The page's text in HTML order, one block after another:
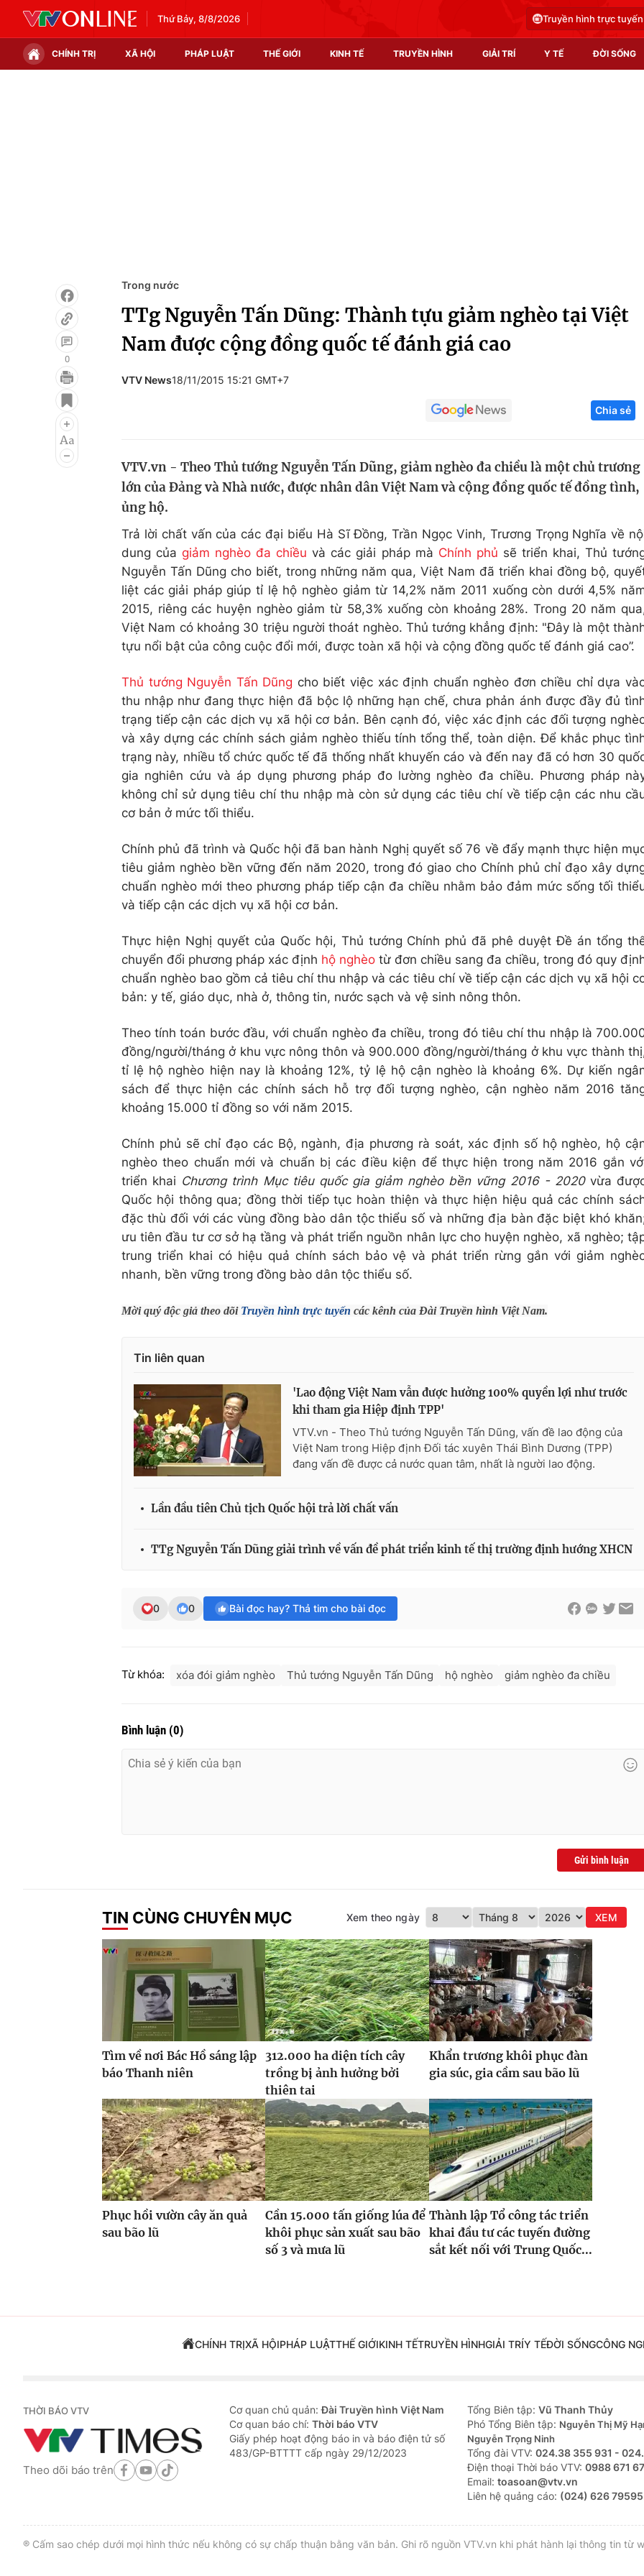
Thứ Bảy, 8/8/2026 Truyền hình trực tuyến
CHÍNH TRỊ XÃ HỘI PHÁP LUẬT THẾ GIỚI KINH TẾ TRUYỀN HÌNH GIẢI TRÍ Y TẾ ĐỜI SỐNG
Infographic
Điện ảnh
Âm nhạc
Chất lượng cuộc sống
Tuyển sinh
Hitech Công
Thị trường
0
Trong nước
TTg Nguyễn Tấn Dũng: Thành tựu giảm nghèo tại Việt
Nam được cộng đồng quốc tế đánh giá cao
VTV News18/11/2015 15:21 GMT+7
Chia sẻ
VTV.vn - Theo Thủ tướng Nguyễn Tấn Dũng, giảm nghèo đa chiều là một chủ trương
lớn của Đảng và Nhà nước, được nhân dân Việt Nam và cộng đồng quốc tế đồng tình,
ủng hộ.
Trả lời chất vấn của các đại biểu Hà Sĩ Đồng, Trần Ngọc Vinh, Trương Trọng Nghĩa về
dung của giảm nghèo đa chiều và các giải pháp mà Chính phủ sẽ triển khai, Thủ
Nguyễn Tấn Dũng cho biết, trong những năm qua, Việt Nam đã triển khai đồng bộ,
liệt các giải pháp giúp tỉ lệ hộ nghèo giảm từ 14,2% năm 2011 xuống còn dưới 4,5%
2015, riêng các huyện nghèo giảm từ 58,3% xuống còn khoảng 28%. Trong 20 năm
Việt Nam có khoảng 30 triệu người thoát nghèo. Thủ tướng khẳng định: "Đây là một
tựu nổi bật của công cuộc đổi mới, được toàn xã hội và cộng đồng quốc tế đánh giá cao”.
Thủ tướng Nguyễn Tấn Dũng cho biết việc xác định chuẩn nghèo đơn chiều chỉ dựa
thu nhập như đang thực hiện đã bộc lộ những hạn chế, chưa phản ánh được đầy đủ
trạng tiếp cận các dịch vụ xã hội cơ bản. Bên cạnh đó, việc xác định các đối tượng
và xây dựng các chính sách giảm nghèo thiếu tính tổng thể, toàn diện. Để khắc phục
trạng này, nhiều tổ chức quốc tế đã thống nhất khuyến cáo và đến nay đã có hơn 30
gia nghiên cứu và áp dụng phương pháp đo lường nghèo đa chiều. Phương pháp
không chỉ sử dụng tiêu chí thu nhập mà còn sử dụng các tiêu chí về tiếp cận các nhu
cơ bản ở mức tối thiểu.
Chính phủ đã trình và Quốc hội đã ban hành Nghị quyết số 76 về đẩy mạnh thực hiện
tiêu giảm nghèo bền vững đến năm 2020, trong đó giao cho Chính phủ chỉ đạo xây
chuẩn nghèo mới theo phương pháp tiếp cận đa chiều nhằm bảo đảm mức sống tối
và tiếp cận các dịch vụ xã hội cơ bản.
Thực hiện Nghị quyết của Quốc hội, Thủ tướng Chính phủ đã phê duyệt Đề án tổng
chuyển đổi phương pháp xác định hộ nghèo từ đơn chiều sang đa chiều, trong đó quy
chuẩn nghèo bao gồm cả tiêu chí thu nhập và các tiêu chí về tiếp cận các dịch vụ xã hội
bản: y tế, giáo dục, nhà ở, thông tin, nước sạch và vệ sinh nông thôn.
Theo tính toán bước đầu, với chuẩn nghèo đa chiều, trong đó tiêu chí thu nhập là
đồng/người/tháng ở khu vực nông thôn và 900.000 đồng/người/tháng ở khu vực thành
tỉ lệ hộ nghèo hiện nay là khoảng 12%, tỷ lệ hộ cận nghèo là khoảng 6%. Dự kiến
sách để thực hiện các chính sách hỗ trợ đối tượng nghèo, cận nghèo năm 2016
khoảng 15.000 tỉ đồng so với năm 2015.
Chính phủ sẽ chỉ đạo các Bộ, ngành, địa phương rà soát, xác định số hộ nghèo, hộ
nghèo theo chuẩn mới và chuẩn bị các điều kiện để thực hiện trong năm 2016 gắn
triển khai Chương trình Mục tiêu quốc gia giảm nghèo bền vững 2016 - 2020vừa
Quốc hội thông qua; đồng thời tiếp tục hoàn thiện và thực hiện hiệu quả các chính
đặc thù đối với các vùng đồng bào dân tộc thiểu số và những địa bàn đặc biệt khó
ưu tiên đầu tư cơ sở hạ tầng và phát triển nguồn nhân lực cho huyện nghèo, xã nghèo;
trung triển khai có hiệu quả chính sách bảo vệ và phát triển rừng gắn với giảm
nhanh, bền vững trong đồng bào dân tộc thiểu số.
Mời quý độc giả theo dõi Truyền hình trực tuyến các kênh của Đài Truyền hình Việt Nam.
Tin liên quan
'Lao động Việt Nam vẫn được hưởng 100% quyền lợi như trước
khi tham gia Hiệp định TPP'
VTV.vn - Theo Thủ tướng Nguyễn Tấn Dũng, vấn đề lao động của
Việt Nam trong Hiệp định Đối tác xuyên Thái Bình Dương (TPP)
đang vấn đề được cả nước quan tâm, nhất là người lao động.
Lần đầu tiên Chủ tịch Quốc hội trả lời chất vấn
TTg Nguyễn Tấn Dũng giải trình về vấn đề phát triển kinh tế thị trường định hướng XHCN
0 0 Bài đọc hay? Thả tim cho bài đọc
Từ khóa: xóa đói giảm nghèo Thủ tướng Nguyễn Tấn Dũng hộ nghèo giảm nghèo đa chiều
Bình luận (0)
Gửi bình luận
TIN CÙNG CHUYÊN MỤC Xem theo ngày XEM
Tìm về nơi Bác Hồ sáng lập
báo Thanh niên
312.000 ha diện tích cây
trồng bị ảnh hưởng bởi
thiên tai
Khẩn trương khôi phục đàn
gia súc, gia cầm sau bão lũ
Phục hồi vườn cây ăn quả
sau bão lũ
Cần 15.000 tấn giống lúa để
khôi phục sản xuất sau bão
số 3 và mưa lũ
Thành lập Tổ công tác triển
khai đầu tư các tuyến đường
sắt kết nối với Trung Quốc...
CHÍNH TRỊXÃ HỘIPHÁP LUẬTTHẾ GIỚIKINH TẾTRUYỀN HÌNHGIẢI TRÍY TẾĐỜI SỐNGCÔNG
THỜI BÁO VTV
Theo dõi báo trên
Cơ quan chủ quản:Đài Truyền hình Việt Nam
Cơ quan báo chí: Thời báo VTV
Giấy phép hoạt động báo in và báo điện tử số
483/GP-BTTTT cấp ngày 29/12/2023
Tổng Biên tập: Vũ Thanh Thủy
Phó Tổng Biên tập: Nguyễn Thị Mỹ
Nguyễn Trọng Ninh
Tổng đài VTV: 024.38 355 931 -
Ðiện thoại Thời báo VTV: 0988 671
Email: toasoan@vtv.vn
Liên hệ quảng cáo: (024) 626 79595
® Cấm sao chép dưới mọi hình thức nếu không có sự chấp thuận bằng văn bản. Ghi rõ nguồn VTV.vn khi phát hành lại thông tin từ